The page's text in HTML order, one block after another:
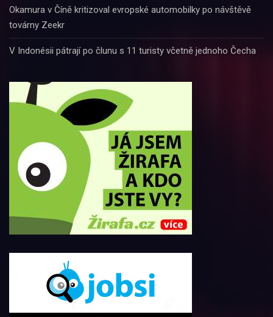
Okamura v Číně kritizoval evropské automobilky po návštěvě
továrny Zeekr
V Indonésii pátrají po člunu s 11 turisty včetně jednoho Čecha